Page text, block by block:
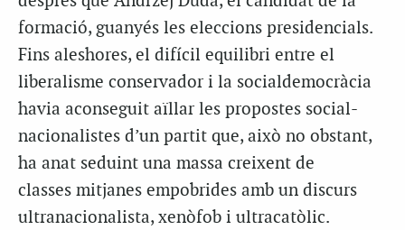
formació, guanyés les eleccions presidencials.
Fins aleshores, el difícil equilibri entre el
liberalisme conservador i la socialdemocràcia
havia aconseguit aïllar les propostes social-
nacionalistes d’un partit que, això no obstant,
ha anat seduint una massa creixent de
classes mitjanes empobrides amb un discurs
ultranacionalista, xenòfob i ultracatòlic.